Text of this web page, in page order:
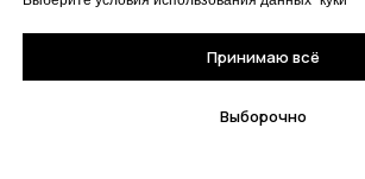
Принимаю всё
Выборочно